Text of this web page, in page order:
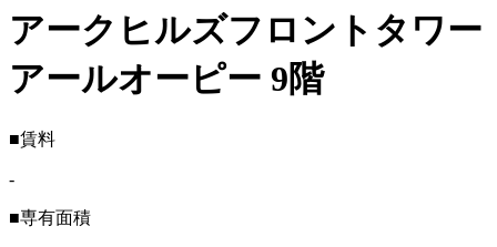
アークヒルズフロントタワー
アールオーピー 9階
■賃料
-
■専有面積